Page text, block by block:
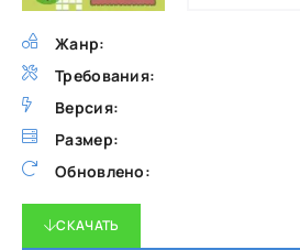
Жанр:
Требования:
Версия:
Размер:
Обновлено:
СКАЧАТЬ